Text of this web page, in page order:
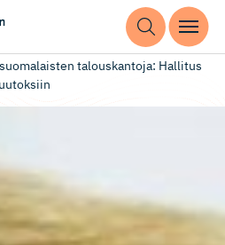
talouskantoja: Hallitus